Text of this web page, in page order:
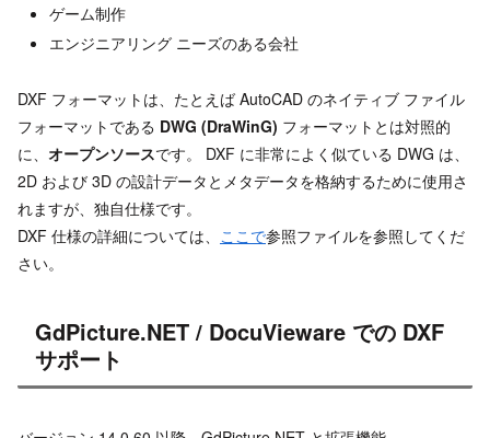
ゲーム制作
エンジニアリング ニーズのある会社
DXF フォーマットは、たとえば AutoCAD のネイティブ ファイル
フォーマットである DWG (DraWinG) フォーマットとは対照的
に、 オープンソースです。 DXF に非常によく似ている DWG は、
2D および 3D の設計データとメタデータを格納するために使用さ
れますが、独自仕様です。
DXF 仕様の詳細については、 ここで参照ファイルを参照してくだ
さい。
GdPicture.NET / DocuVieware での DXF
サポート